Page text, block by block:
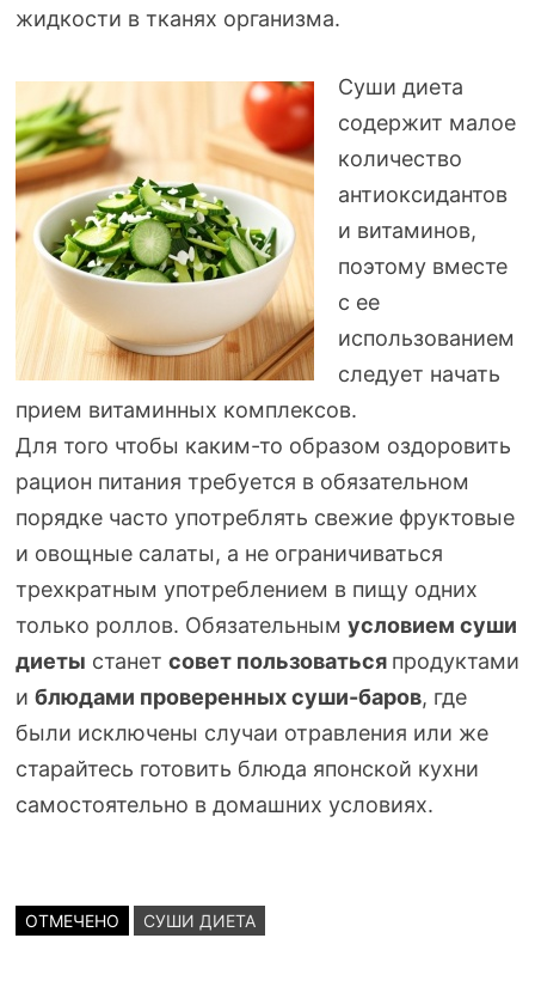
жидкости в тканях организма.
Суши диета
содержит малое
количество
антиоксидантов
и витаминов,
поэтому вместе
с ее
использованием
следует начать
прием витаминных комплексов.
Для того чтобы каким-то образом оздоровить
рацион питания требуется в обязательном
порядке часто употреблять свежие фруктовые
и овощные салаты, а не ограничиваться
трехкратным употреблением в пищу одних
только роллов. Обязательным условием суши
диеты станет совет пользоваться продуктами
и блюдами проверенныхсуши-баров, где
были исключены случаи отравления или же
старайтесь готовить блюда японской кухни
самостоятельно в домашних условиях.
ОТМЕЧЕНО СУШИ ДИЕТА